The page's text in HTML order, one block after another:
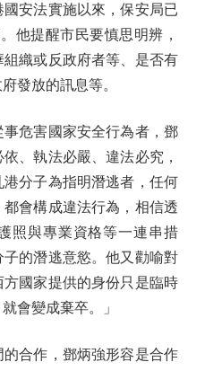
安法實施以來，保安局已
他提醒市民要慎思明辨，
織或反政府者等、是否有
發放的訊息等。
危害國家安全行為者，鄧
、執法必嚴、違法必究，
分子為指明潛逃者，任何
會構成違法行為，相信透
照與專業資格等一連串措
的潛逃意慾。他又勸喻對
國家提供的身份只是臨時
會變成棄卒。」
合作，鄧炳強形容是合作